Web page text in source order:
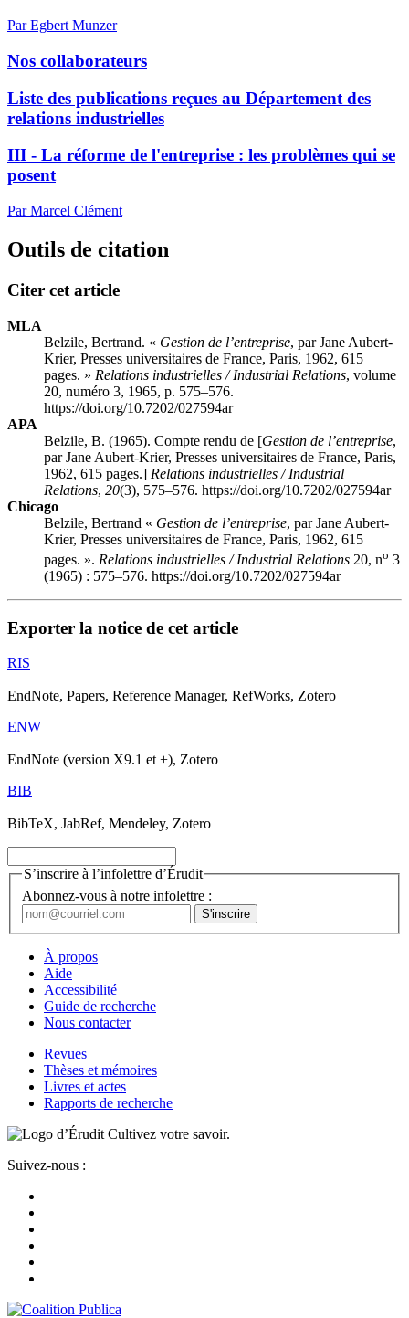
Par Egbert Munzer
Nos collaborateurs
Liste des publications reçues au Département des
relations industrielles
III - La réforme de l'entreprise : les problèmes qui se
posent
Par Marcel Clément
Outils de citation
Citer cet article
MLA
Belzile, Bertrand. « Gestion de l’entreprise, par Jane Aubert-
Krier, Presses universitaires de France, Paris, 1962, 615
pages. » Relations industrielles / Industrial Relations, volume
20, numéro 3, 1965, p. 575–576.
https://doi.org/10.7202/027594ar
APA
Belzile, B. (1965). Compte rendu de [Gestion de l’entreprise,
par Jane Aubert-Krier, Presses universitaires de France, Paris,
1962, 615 pages.] Relations industrielles / Industrial
Relations, 20(3), 575–576. https://doi.org/10.7202/027594ar
Chicago
Belzile, Bertrand « Gestion de l’entreprise, par Jane Aubert-
Krier, Presses universitaires de France, Paris, 1962, 615
pages. ». Relations industrielles / Industrial Relations 20, no 3
(1965) : 575–576. https://doi.org/10.7202/027594ar
Exporter la notice de cet article
RIS
EndNote, Papers, Reference Manager, RefWorks, Zotero
ENW
EndNote (version X9.1 et +), Zotero
BIB
BibTeX, JabRef, Mendeley, Zotero
S’inscrire à l’infolettre d’Érudit
Abonnez-vous à notre infolettre :
À propos
Aide
Accessibilité
Guide de recherche
Nous contacter
Revues
Thèses et mémoires
Livres et actes
Rapports de recherche
Cultivez votre savoir.
Suivez-nous :